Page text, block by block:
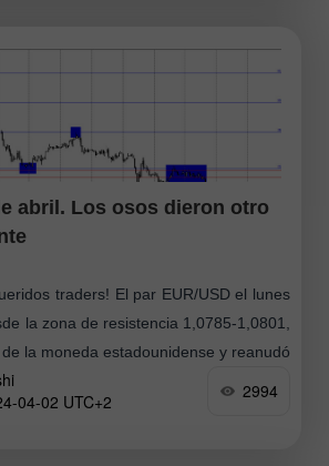
abril. Los osos dieron otro
traders! El par EUR/USD el lunes
la zona de resistencia 1,0785-1,0801,
la moneda estadounidense y reanudó
04-02 UTC+2
2994